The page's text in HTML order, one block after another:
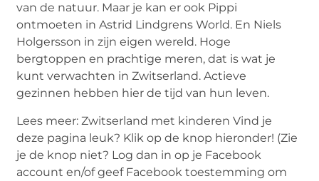
van de natuur. Maar je kan er ook Pippi
ontmoeten in Astrid Lindgrens World. En Niels
Holgersson in zijn eigen wereld. Hoge
bergtoppen en prachtige meren, dat is wat je
kunt verwachten in Zwitserland. Actieve
gezinnen hebben hier de tijd van hun leven.
Lees meer: Zwitserland met kinderen Vind je
deze pagina leuk? Klik op de knop hieronder! (Zie
je de knop niet? Log dan in op je Facebook
account en/of geef Facebook toestemming om